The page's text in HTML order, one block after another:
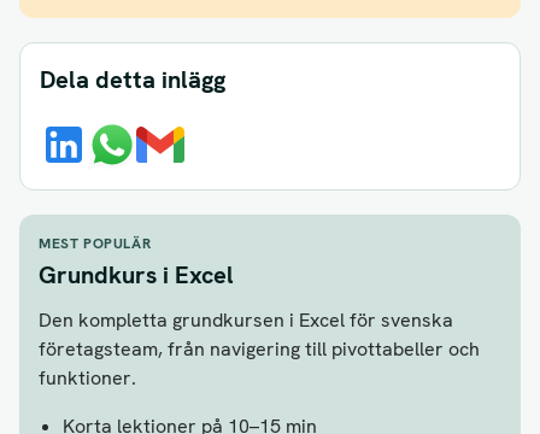
Dela detta inlägg
MEST POPULÄR
Grundkurs i Excel
Den kompletta grundkursen i Excel för svenska
företagsteam, från navigering till pivottabeller och
funktioner.
Korta lektioner på 10–15 min